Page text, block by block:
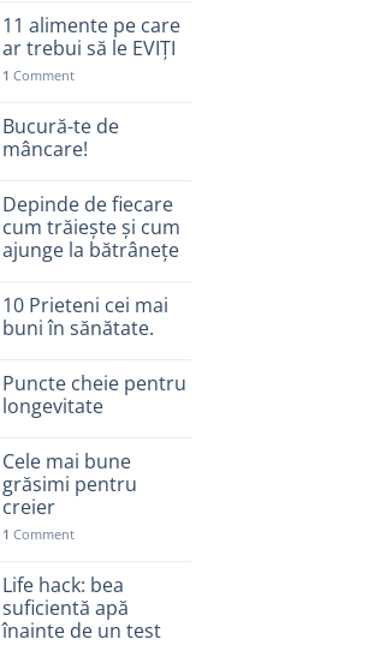
11 alimente pe care
ar trebui să le EVIȚI
1 Comment
Bucură-te de
mâncare!
Depinde de fiecare
cum trăiește și cum
ajunge la bătrânețe
10 Prieteni cei mai
buni în sănătate.
Puncte cheie pentru
longevitate
Cele mai bune
grăsimi pentru
creier
1 Comment
Life hack: bea
suficientă apă
înainte de un test